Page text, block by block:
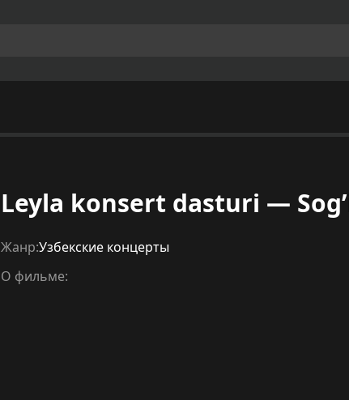
Leyla konsert dasturi —
Жанр:Узбекские концерты
О фильме: